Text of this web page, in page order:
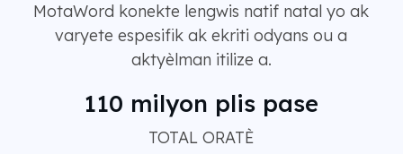
MotaWord konekte lengwis natif natal yo ak
varyete espesifik ak ekriti odyans ou a
aktyèlman itilize a.
110 milyon plis pase
TOTAL ORATÈ